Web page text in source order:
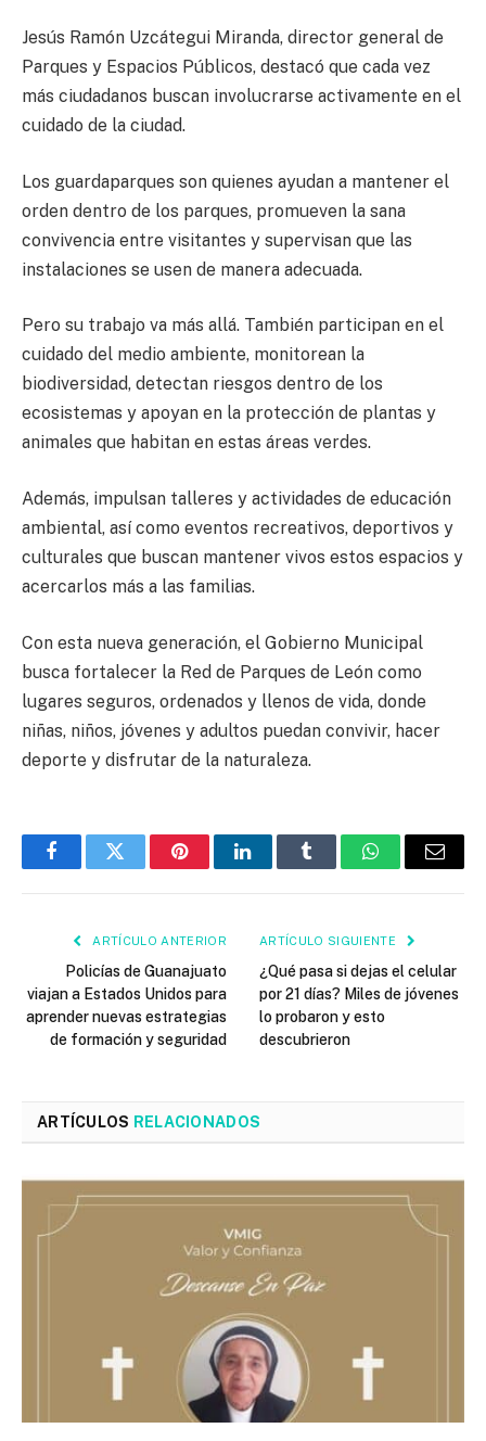
Jesús Ramón Uzcátegui Miranda, director general de
Parques y Espacios Públicos, destacó que cada vez
más ciudadanos buscan involucrarse activamente en el
cuidado de la ciudad.
Los guardaparques son quienes ayudan a mantener el
orden dentro de los parques, promueven la sana
convivencia entre visitantes y supervisan que las
instalaciones se usen de manera adecuada.
Pero su trabajo va más allá. También participan en el
cuidado del medio ambiente, monitorean la
biodiversidad, detectan riesgos dentro de los
ecosistemas y apoyan en la protección de plantas y
animales que habitan en estas áreas verdes.
Además, impulsan talleres y actividades de educación
ambiental, así como eventos recreativos, deportivos y
culturales que buscan mantener vivos estos espacios y
acercarlos más a las familias.
Con esta nueva generación, el Gobierno Municipal
busca fortalecer la Red de Parques de León como
lugares seguros, ordenados y llenos de vida, donde
niñas, niños, jóvenes y adultos puedan convivir, hacer
deporte y disfrutar de la naturaleza.
FacebookTwitter PinterestLinkedInTumblr WhatsAppEmail
ARTÍCULO ANTERIOR
Policías de Guanajuato
viajan a Estados Unidos para
aprender nuevas estrategias
de formación y seguridad
ARTÍCULO SIGUIENTE
¿Qué pasa si dejas el celular
por 21 días? Miles de jóvenes
lo probaron y esto
descubrieron
ARTÍCULOS RELACIONADOS